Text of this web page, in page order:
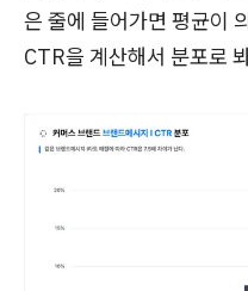
은 줄에 들어가면 평균이
CTR을 계산해서 분포로